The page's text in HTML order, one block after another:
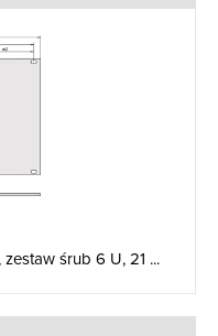
śrub 6 U, 21 ...